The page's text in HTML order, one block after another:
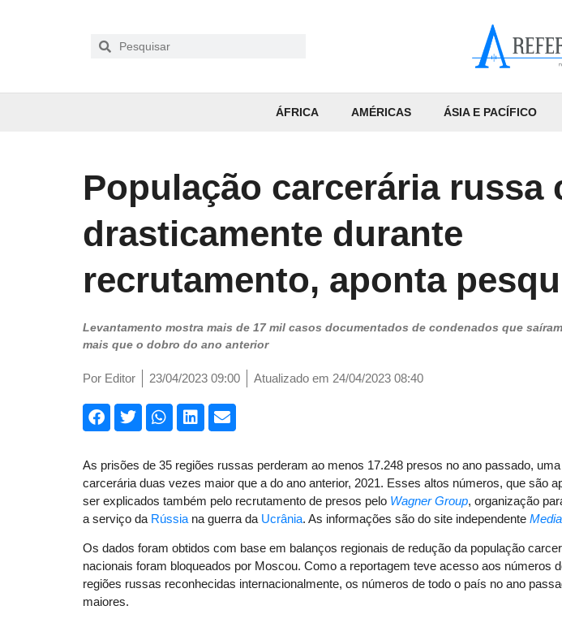
ÁFRICA AMÉRICAS ÁSIA E PACÍFICO
População carcerária russa
drasticamente durante
recrutamento, aponta
Levantamento mostra mais de 17 mil casos documentados de condenados que
mais que o dobro do ano anterior
Por Editor 23/04/2023 09:00 Atualizado em 24/04/2023 08:40
As prisões de 35 regiões russas perderam ao menos 17.248 presos no ano passado,
carcerária duas vezes maior que a do ano anterior, 2021. Esses altos números, que são
ser explicados também pelo recrutamento de presos pelo Wagner Group, organização
a serviço da Rússia na guerra da Ucrânia. As informações são do site independente
Os dados foram obtidos com base em balanços regionais de redução da população
nacionais foram bloqueados por Moscou. Como a reportagem teve acesso aos números
regiões russas reconhecidas internacionalmente, os números de todo o país no ano
maiores.